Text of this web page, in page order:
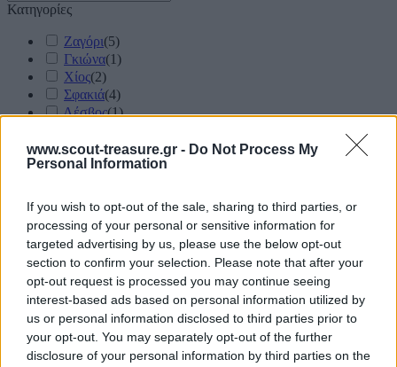
www.scout-treasure.gr - Do Not Process My
Personal Information
If you wish to opt-out of the sale, sharing to third parties, or
processing of your personal or sensitive information for
targeted advertising by us, please use the below opt-out
section to confirm your selection. Please note that after your
opt-out request is processed you may continue seeing
interest-based ads based on personal information utilized by
us or personal information disclosed to third parties prior to
your opt-out. You may separately opt-out of the further
disclosure of your personal information by third parties on the
Κατηγορίες
Ζαγόρι(5)
Γκιώνα(1 )
Χίος(2)
Σφακιά(4)
Λέσβος(1)
Πήλιο(2)
Ταΰγετος(2)
Ψηλορείτης
1)
Σμόλικας
Τζουμέρκα
3 )
1
Δίρφυς(1)
Νέστος(1)
Παγγαίο(2)
Κίσσαβος(1)
Μετέωρα( 1)
Βάλια Κάλντα(1)